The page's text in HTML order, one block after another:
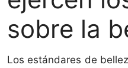
sobre la
Los estándares de